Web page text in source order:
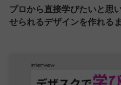
プロから直接学びたいと思
せられるデザインを作れる